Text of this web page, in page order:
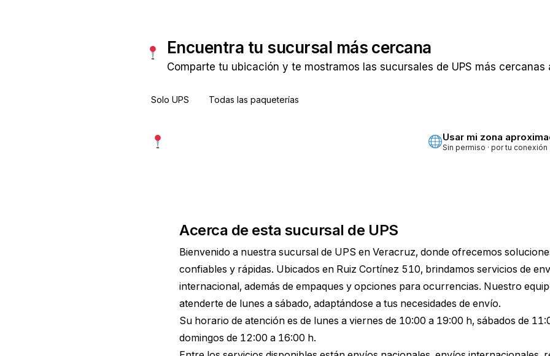
Encuentra tu sucursal más cercana
Comparte tu ubicación y te mostramos las sucursales de UPS más cercanas
Solo UPS Todas las paqueterías
Usar mi zona
Sin permiso · por tu conexión
Acerca de esta sucursal de UPS
Bienvenido a nuestra sucursal de UPS en Veracruz, donde ofrecemos
confiables y rápidas. Ubicados en Ruiz Cortínez 510, brindamos servicios de
internacional, además de empaques y opciones para ocurrencias. Nuestro
atenderte de lunes a sábado, adaptándose a tus necesidades de envío.
Su horario de atención es de lunes a viernes de 10:00 a 19:00 h, sábados de
domingos de 12:00 a 16:00 h.